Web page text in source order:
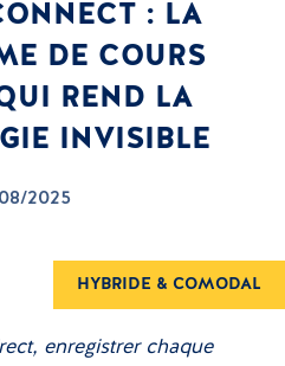
: LA
DE COURS
REND LA
INVISIBLE
2025
HYBRIDE & COMODAL
enregistrer chaque